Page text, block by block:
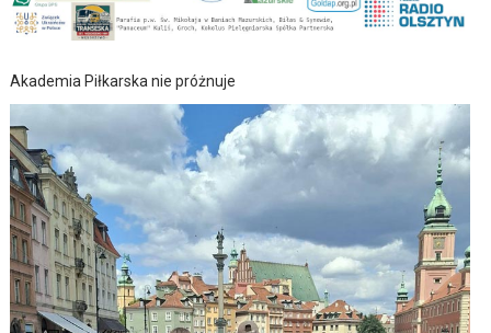
Akademia Piłkarska nie próżnuje